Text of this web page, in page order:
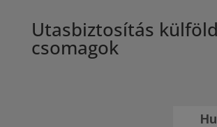
Utasbiztosítás
csomagok